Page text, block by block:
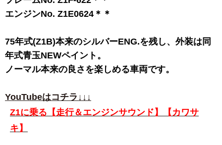
エンジンNo. Z1E0624＊＊
75年式(Z1B)本来のシルバーENG.を残し、外装は同
年式青玉NEWペイント。
ノーマル本来の良さを楽しめる車両です。
YouTubeはコチラ↓↓↓
Z1に乗る【走行＆エンジンサウンド】【カワサ
キ】